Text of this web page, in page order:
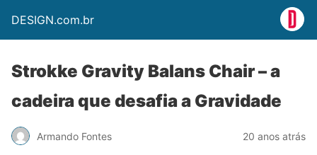
DESIGN.com.br
Strokke Gravity Balans Chair – a
cadeira que desafia a Gravidade
Armando Fontes 20 anos atrás